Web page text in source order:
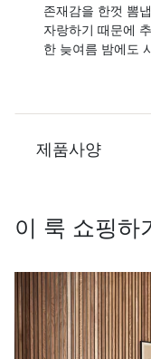
존재감을 한껏 뽐
자랑하기 때문에
한 늦여름 밤에도
제품사양
이 룩 쇼핑하